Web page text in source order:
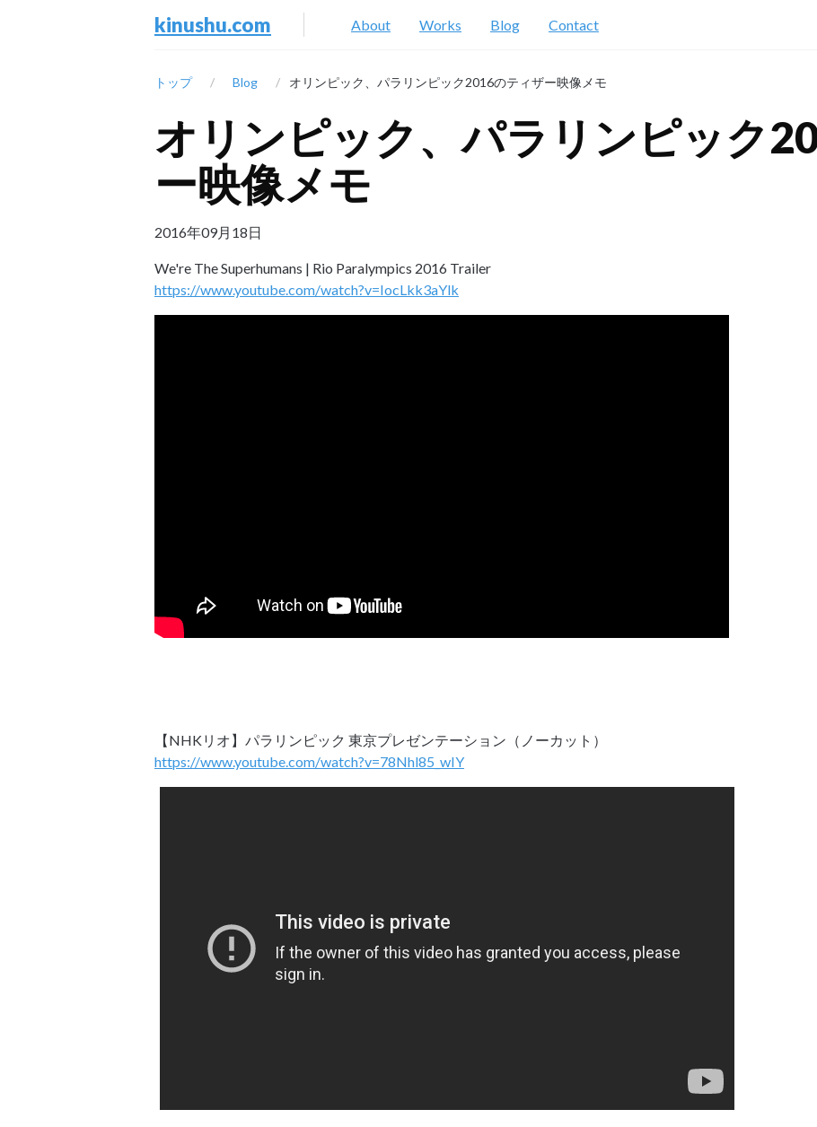
kinushu.com About Works Blog Contact
トップ Blog オリンピック、パラリンピック2016のティザー映像メモ
オリンピック、パラリンピック
ー映像メモ
2016年09月18日
We're The Superhumans | Rio Paralympics 2016 Trailer
https://www.youtube.com/watch?v=IocLkk3aYlk
【NHKリオ】パラリンピック 東京プレゼンテーション（ノーカット）
https://www.youtube.com/watch?v=78Nhl85_wIY